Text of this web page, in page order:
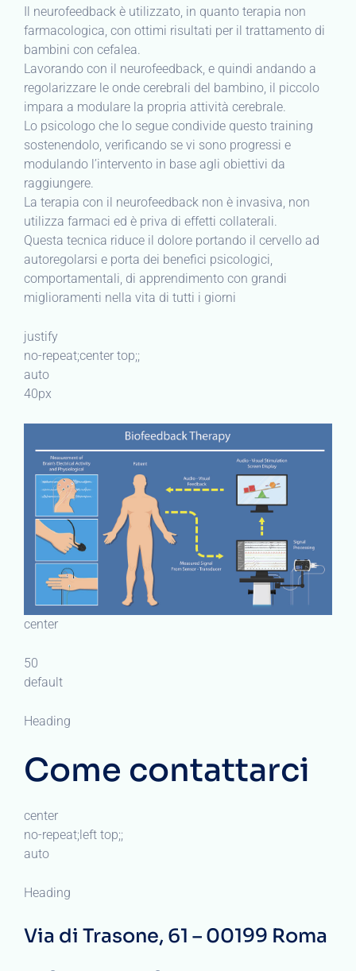
Il neurofeedback è utilizzato, in quanto terapia non
farmacologica, con ottimi risultati per il trattamento di
bambini con cefalea.
Lavorando con il neurofeedback, e quindi andando a
regolarizzare le onde cerebrali del bambino, il piccolo
impara a modulare la propria attività cerebrale.
Lo psicologo che lo segue condivide questo training
sostenendolo, verificando se vi sono progressi e
modulando l’intervento in base agli obiettivi da
raggiungere.
La terapia con il neurofeedback non è invasiva, non
utilizza farmaci ed è priva di effetti collaterali.
Questa tecnica riduce il dolore portando il cervello ad
autoregolarsi e porta dei benefici psicologici,
comportamentali, di apprendimento con grandi
miglioramenti nella vita di tutti i giorni
justify
no-repeat;center top;;
auto
40px
center
50
default
Heading
Come contattarci
center
no-repeat;left top;;
auto
Heading
Via di Trasone, 61 – 00199 Roma